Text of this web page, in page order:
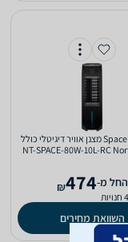
‏מצנן אוויר Space מצנן אוויר דיגיטלי כולל
‫החל מ-474
₪
השוואת מחירים